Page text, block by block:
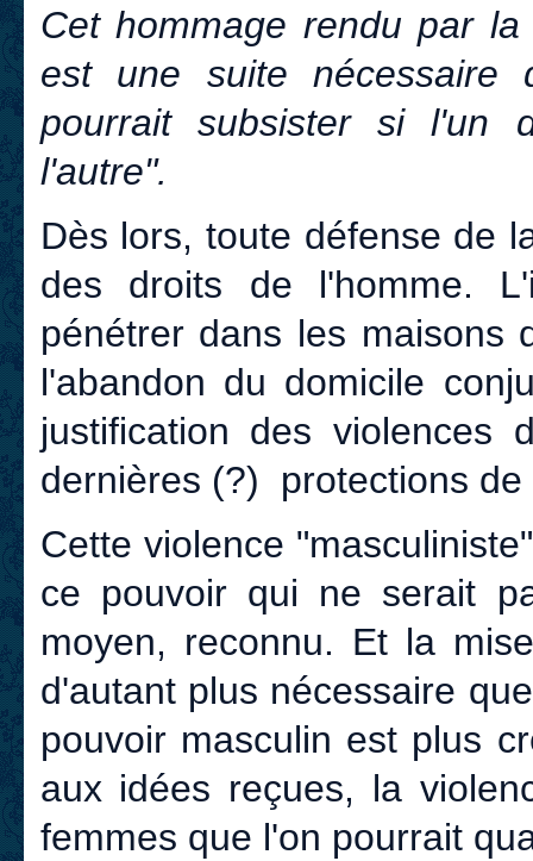
Cet hommage rendu par
est une suite nécessaire
pourrait subsister si l'un
l'autre".
Dès lors, toute défense de
des droits de l'homme.
pénétrer dans les
l'abandon du domicile
justification des violences
dernières (?) protections de
Cette violence
ce pouvoir qui ne serait
moyen, reconnu. Et la
d'autant plus nécessaire
pouvoir masculin est plus
aux idées reçues, la
femmes que l'on pourrait